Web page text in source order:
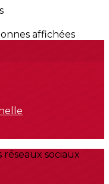
affichées
sociaux